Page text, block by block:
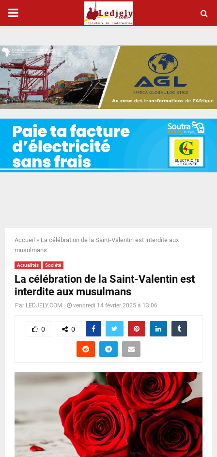
P
I
M
A
R
Y
N
U
Accueil » La célébration de la Saint-Valentin est interdite aux
musulmans
Actualités Société
La célébration de la Saint-Valentin est
interdite aux musulmans
Par LEDJELY.COM vendredi 14 février 2025 à 13:06
0 0